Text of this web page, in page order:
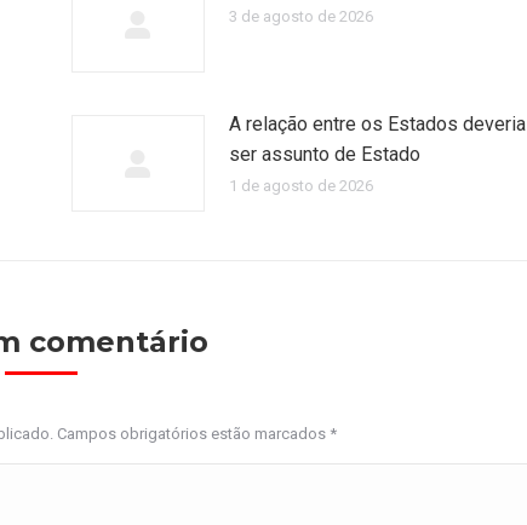
3 de agosto de 2026
A relação entre os Estados deveria
ser assunto de Estado
1 de agosto de 2026
comentário
Campos obrigatórios estão marcados *